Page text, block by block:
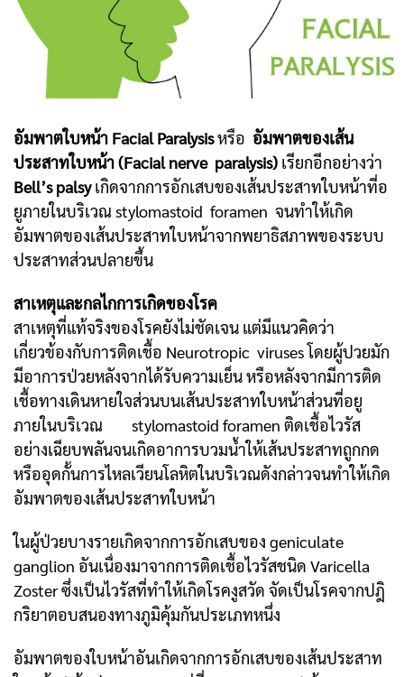
อัมพาตใบหน้า Facial Paralysisหรือ อัมพาตของเส้น
ประสาทใบหน้า (Facial nerve paralysis) เรียกอีกอย่างว่า
Bell’s palsyเกิดจากการอักเสบของเส้นประสาทใบหน้าที่อ
ยูภายในบริเวณ stylomastoid foramen จนทำให้เกิด
อัมพาตของเส้นประสาทใบหน้าจากพยาธิสภาพของระบบ
ประสาทส่วนปลายขึ้น
สาเหตุและกลไกการเกิดของโรค
สาเหตุที่แท้จริงของโรคยังไม่ชัดเจน แต่มีแนวคิดว่า
เกี่ยวข้องกับการติดเชื้อ Neurotropic viruses โดยผู้ปวยมัก
มีอาการป่วยหลังจากได้รับความเย็น หรือหลังจากมีการติด
เชื้อทางเดินหายใจส่วนบนเส้นประสาทใบหน้าส่วนที่อยู
ภายในบริเวณ stylomastoid foramen ติดเชื้อไวรัส
อย่างเฉียบพลันจนเกิดอาการบวมน้ำให้เส้นประสาทถูกกด
หรืออุดกั้นการไหลเวียนโลหิตในบริเวณดังกล่าวจนทำให้เกิด
อัมพาตของเส้นประสาทใบหน้า
ในผู้ป่วยบางรายเกิดจากการอักเสบของ geniculate
ganglion อันเนื่องมาจากการติดเชื้อไวรัสชนิด Varicella
Zoster ซึ่งเป็นไวรัสที่ทำให้เกิดโรคงูสวัด จัดเป็นโรคจากปฎิ
กริยาตอบสนองทางภูมิคุ้มกันประเภทหนึ่ง
อัมพาตของใบหน้าอันเกิดจากการอักเสบของเส้นประสาท